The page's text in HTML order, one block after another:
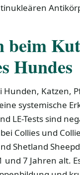
beim
Hundes
Hunden, Katzen,
systemische
LE-Tests sind
Collies und
Shetland
7 Jahren alt.